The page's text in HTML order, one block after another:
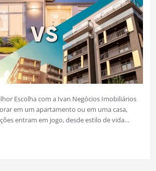
Escolha com a Ivan Negócios Imobiliários
em um apartamento ou em uma casa,
entram em jogo, desde estilo de vida…